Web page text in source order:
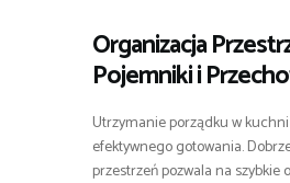
Organizacja
Pojemniki i
Utrzymanie porządku w
efektywnego gotowania.
przestrzeń pozwala na szybkie